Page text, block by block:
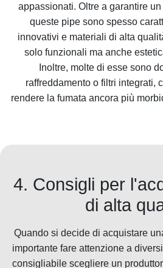
appassionati. Oltre a garantire
queste pipe sono spesso
innovativi e materiali di alta
solo funzionali ma anche
Inoltre, molte di esse sono
raffreddamento o filtri integrati,
rendere la fumata ancora più
4. Consigli per
di alta
Quando si decide di acquistare
importante fare attenzione a
consigliabile scegliere un